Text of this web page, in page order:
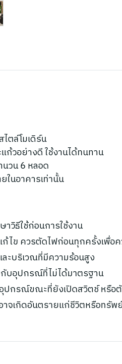
ตล์โมเดิร์น
ก้วอย่างดี ใช้งานได้ทนทาน
วน 6 หลอด
ในอาคารเท่านั้น
วิธีใช้ก่อนการใช้งาน
ไข ควรตัดไฟก่อนทุกครั้งเพื่อ
ะบริเวณที่มีความร้อนสูง
บอุปกรณ์ที่ไม่ได้มาตรฐาน
ปกรณ์ขณะที่ยังเปิดสวิตช์ หรือ
จเกิดอันตรายแก่ชีวิตหรือทรัพ